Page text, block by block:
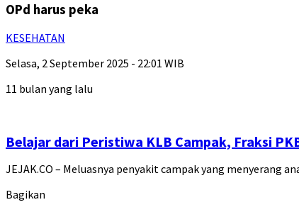
OPd harus peka
KESEHATAN
Selasa, 2 September 2025 - 22:01 WIB
11 bulan yang lalu
Belajar dari Peristiwa KLB Campak, Fraksi
JEJAK.CO – Meluasnya penyakit campak yang menyerang
Bagikan